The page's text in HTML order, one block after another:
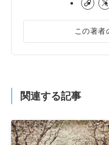
この著者
関連する記事